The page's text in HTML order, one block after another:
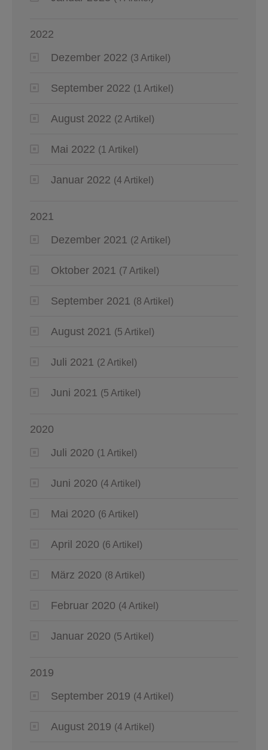
2022
Dezember 2022 (3 Artikel)
September 2022 (1 Artikel)
August 2022 (2 Artikel)
Mai 2022 (1 Artikel)
Januar 2022 (4 Artikel)
2021
Dezember 2021 (2 Artikel)
Oktober 2021 (7 Artikel)
September 2021 (8 Artikel)
August 2021 (5 Artikel)
Juli 2021 (2 Artikel)
Juni 2021 (5 Artikel)
2020
Juli 2020 (1 Artikel)
Juni 2020 (4 Artikel)
Mai 2020 (6 Artikel)
April 2020 (6 Artikel)
März 2020 (8 Artikel)
Februar 2020 (4 Artikel)
Januar 2020 (5 Artikel)
2019
September 2019 (4 Artikel)
August 2019 (4 Artikel)